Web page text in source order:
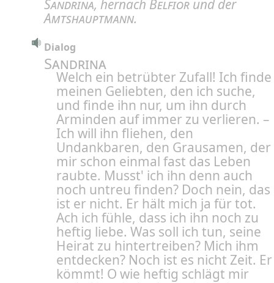
Sandrina, hernach Belfior und der
Amtshauptmann.
Dialog
Sandrina
Welch ein betrübter Zufall! Ich finde
meinen Geliebten, den ich suche,
und finde ihn nur, um ihn durch
Arminden auf immer zu verlieren. –
Ich will ihn fliehen, den
Undankbaren, den Grausamen, der
mir schon einmal fast das Leben
raubte. Musst' ich ihn denn auch
noch untreu finden? Doch nein, das
ist er nicht. Er hält mich ja für tot.
Ach ich fühle, dass ich ihn noch zu
heftig liebe. Was soll ich tun, seine
Heirat zu hintertreiben? Mich ihm
entdecken? Noch ist es nicht Zeit. Er
kömmt! O wie heftig schlägt mir